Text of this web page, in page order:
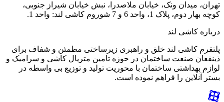
تهران، میدان ونک، خیابان ملاصدرا، نبش خیابان شیراز جنوبی،
کوچه بهار دوم، پلاک 1، واحد 6 و 7 شوروم کاشی لند: واحد 1.
درباره کاشی لند
پلتفرم کاشی لند خلق و راهبری زیرساختی مطمئن و شفاف برای
ذینفعان صنعت ساختمان در حوزه تامین متریال کاشی و سرامیک و
لوازم بهداشتی ساختمان با محوریت تولید و توزیع بی واسطه در
بستر آنلاین را فراهم نموده است.